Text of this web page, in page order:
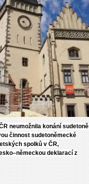
neumožnila konání
činnost sudetoněmecké
spolků v ČR,
deklarací z